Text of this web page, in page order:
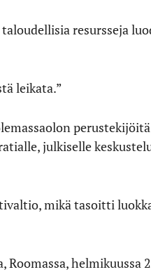
resursseja
leikata.”
julkiselle
mikä tasoitti
Roomassa, helmikuussa